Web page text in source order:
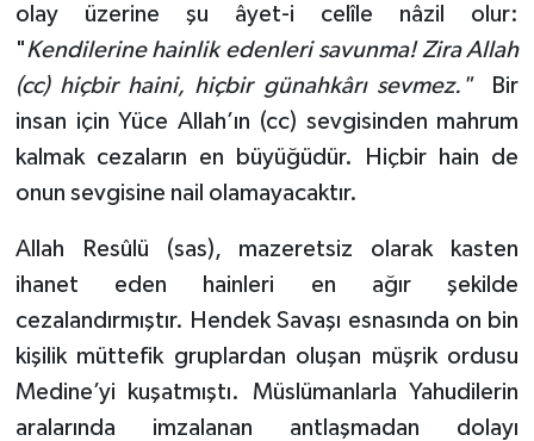
olay üzerine şu âyet-i celîle nâzil olur:
"Kendilerine hainlik edenleri savunma! Zira Allah
(cc) hiçbir haini, hiçbir günahkârı sevmez."
Bir
insan için Yüce Allah’ın (cc) sevgisinden mahrum
kalmak cezaların en büyüğüdür. Hiçbir hain de
onun sevgisine nail olamayacaktır.
Allah Resûlü (sas), mazeretsiz olarak kasten
ihanet eden hainleri en ağır şekilde
cezalandırmıştır. Hendek Savaşı esnasında on bin
kişilik müttefik gruplardan oluşan müşrik ordusu
Medine’yi kuşatmıştı. Müslümanlarla Yahudilerin
aralarında imzalanan antlaşmadan dolayı